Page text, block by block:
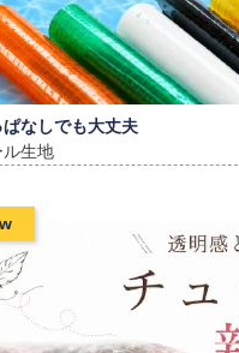
なしでも大丈夫
ル生地